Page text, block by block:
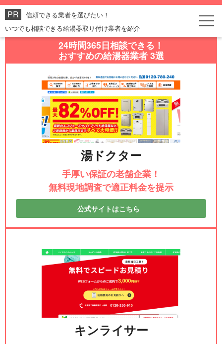
信頼できる業者を選びたい！
いつでも相談できる給湯器取り付け業者を紹介
24時間365日相談できる！
おすすめの給湯器業者 3選
湯ドクター
手厚い保証の老舗企業！
無料現地調査で適正料金を提示
公式サイトはこちら
キンライサー